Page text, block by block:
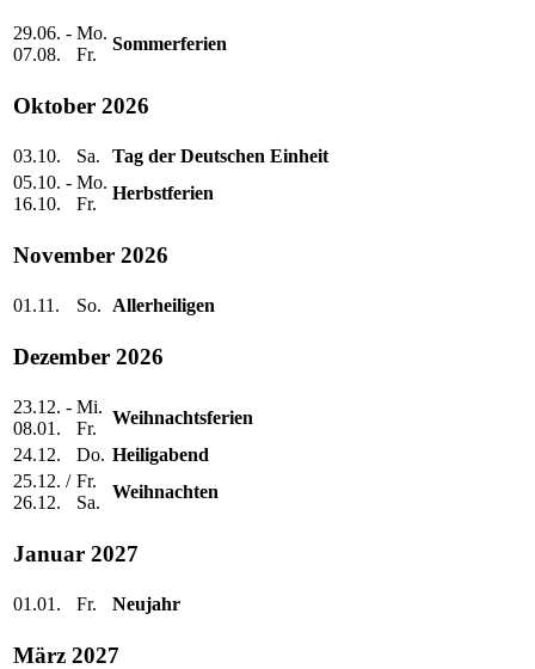
29.06. -
07.08.
Mo.
Fr.
Sommerferien
Oktober 2026
03.10. Sa.
Tag der Deutschen Einheit
05.10. -
16.10.
Mo.
Fr.
Herbstferien
November 2026
01.11. So. Allerheiligen
Dezember 2026
23.12. -
08.01.
Mi.
Fr.
Weihnachtsferien
24.12.
Do. Heiligabend
25.12. /
26.12.
Fr.
Sa.
Weihnachten
Januar 2027
01.01. Fr. Neujahr
März 2027